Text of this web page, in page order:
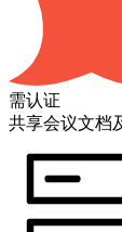
需认证
共享会议文档